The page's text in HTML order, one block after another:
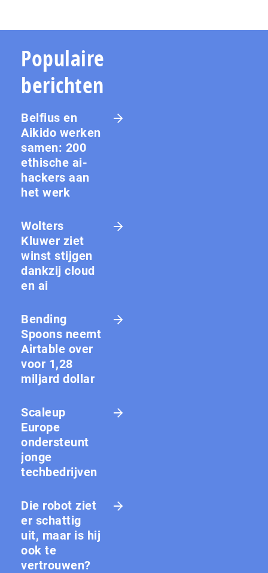
Populaire
berichten
Belfius en
Aikido werken
samen: 200
ethische ai-
hackers aan
het werk
Wolters
Kluwer ziet
winst stijgen
dankzij cloud
en ai
Bending
Spoons neemt
Airtable over
voor 1,28
miljard dollar
Scaleup
Europe
ondersteunt
jonge
techbedrijven
Die robot ziet
er schattig
uit, maar is hij
ook te
vertrouwen?